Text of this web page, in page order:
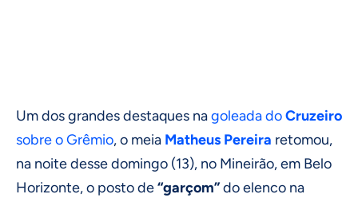
Um dos grandes destaques nagoleada doCruzeiro
sobre o Grêmio, o meia Matheus Pereira retomou,
na noite desse domingo (13), no Mineirão, em Belo
Horizonte, o posto de“garçom”do elenco na